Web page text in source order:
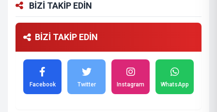
BİZİ TAKİP EDİN
BİZİ TAKİP EDİN
Facebook Twitter Instagram WhatsApp